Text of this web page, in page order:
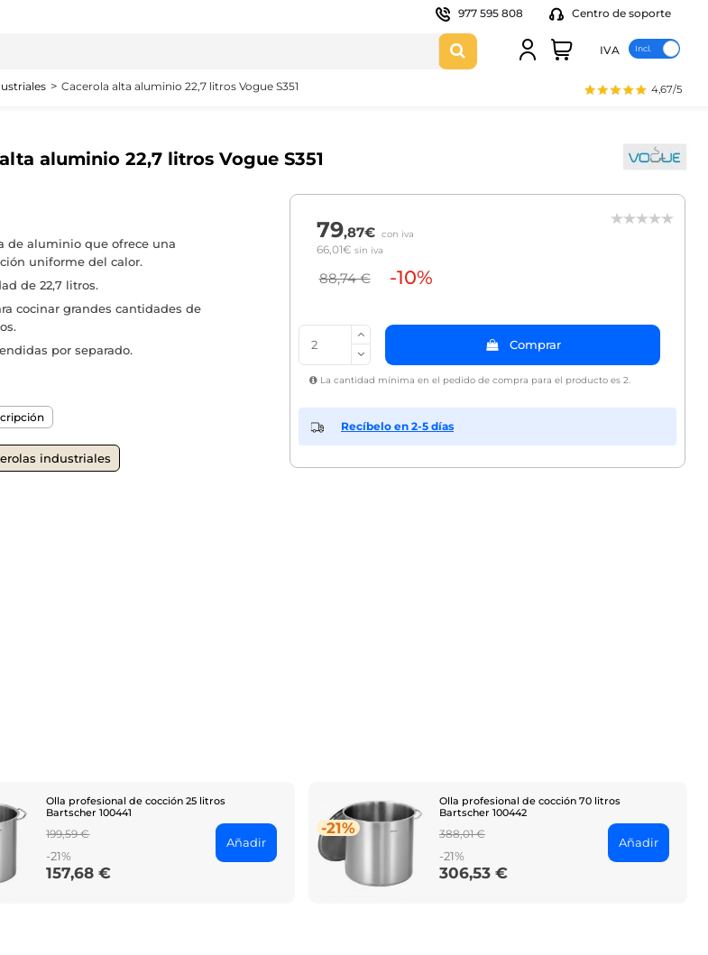
977 595 808 Centro de soporte
IVA
4,67/5
Cacerola alta aluminio 22,7 litros Vogue S351
aluminio 22,7 litros Vogue S351
de aluminio que ofrece una
uniforme del calor.
de 22,7 litros.
cocinar grandes cantidades de
por separado.
industriales
79,87€ con iva
66,01€ sin iva
88,74 € -10%
Comprar
La cantidad mínima en el pedido de compra para el producto es 2.
Recíbelo en 2-5 días
Olla profesional de cocción 25 litros
Bartscher 100441
Regular
price
199,59 €
-21%
Price
157,68 €
Añadir
-21%
Olla profesional de cocción 70 litros
Bartscher 100442
Regular
price
388,01 €
-21%
Price
306,53 €
Añadir